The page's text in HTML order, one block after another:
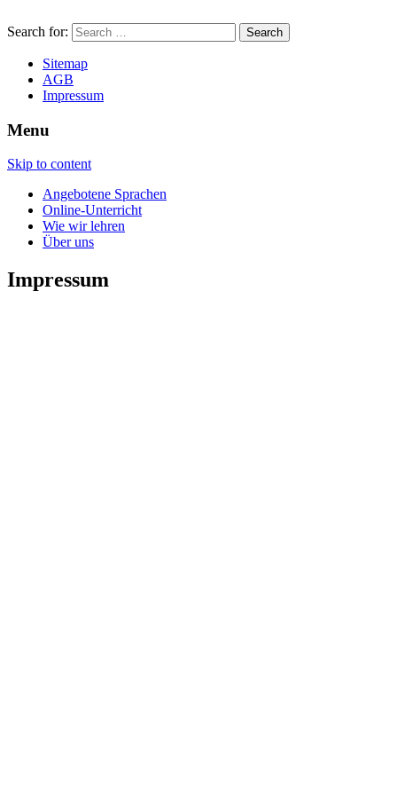
Search for:
Sitemap
AGB
Impressum
Menu
Skip to content
Angebotene Sprachen
Online-Unterricht
Wie wir lehren
Über uns
Impressum